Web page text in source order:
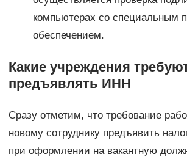
компьютерах со специальным
обеспечением.
Какие учреждения
предъявлять ИНН
Сразу отметим, что требование
новому сотруднику предъявить
при оформлении на вакантную